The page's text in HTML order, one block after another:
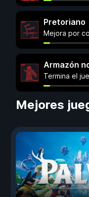
Pretoriano
Mejora por
Armazón
Termina el
Mejores